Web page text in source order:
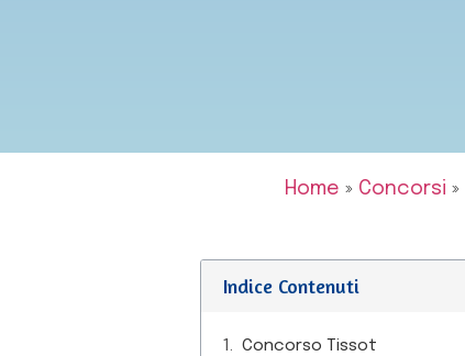
Home » Concorsi »
Indice Contenuti
Concorso Tissot